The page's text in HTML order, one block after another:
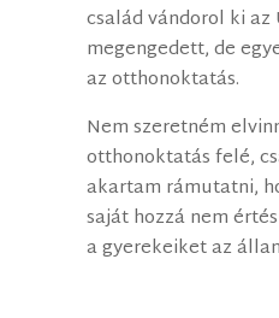
család vándorol ki
megengedett, de
az otthonoktatás.
Nem szeretném
otthonoktatás felé,
akartam rámutatni,
saját hozzá nem
a gyerekeiket az